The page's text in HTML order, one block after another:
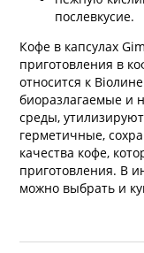
бытовым способом.
и ароматические
раскрываются после
Accio Store всегда
Gimoka Bio Forte.